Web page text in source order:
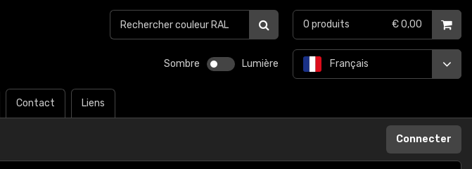
Sombre Lumière
Contact Liens
Français
0 produits € 0,00
Connecter